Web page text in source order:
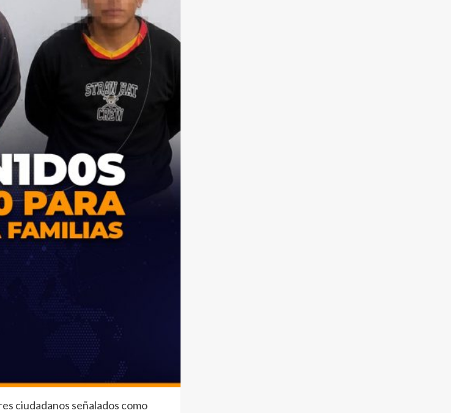
ciudadanos señalados como